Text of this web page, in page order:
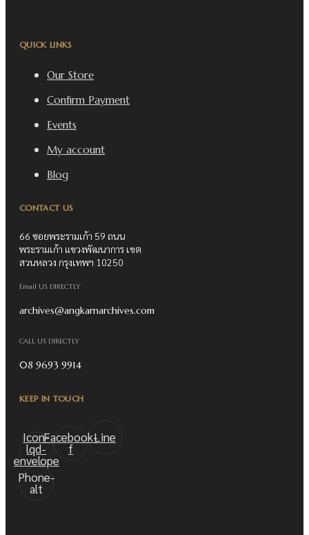
QUICK LINKS
Our Store
Confirm Payment
Events
My account
Blog
CONTACT US
66 ซอยพระรามเก้า 59 ถนน
พระรามเก้า แขวงพัฒนาการ เขต
สวนหลวง กรุงเทพฯ 10250
Email US DIRECTLY
archives@angkarnarchives.com
CALL US DIRECTLY
08 9693 9914
KEEP IN TOUCH
Icon-
lqd-
envelope
Facebook-
f
Line
Phone-
alt